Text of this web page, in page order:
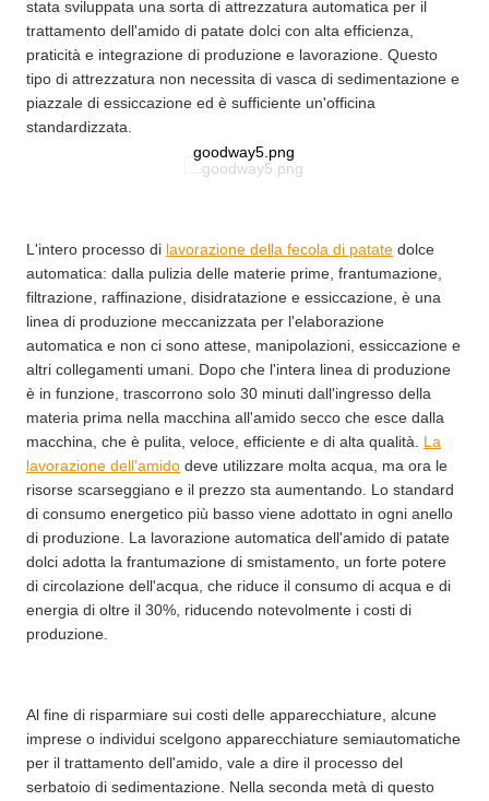
stata sviluppata una sorta di attrezzatura automatica per il
trattamento dell'amido di patate dolci con alta efficienza,
praticità e integrazione di produzione e lavorazione. Questo
tipo di attrezzatura non necessita di vasca di sedimentazione e
piazzale di essiccazione ed è sufficiente un'officina
standardizzata.
goodway5.png
L'intero processo di lavorazione della fecola di patate dolce
automatica: dalla pulizia delle materie prime, frantumazione,
filtrazione, raffinazione, disidratazione e essiccazione, è una
linea di produzione meccanizzata per l'elaborazione
automatica e non ci sono attese, manipolazioni, essiccazione e
altri collegamenti umani. Dopo che l'intera linea di produzione
è in funzione, trascorrono solo 30 minuti dall'ingresso della
materia prima nella macchina all'amido secco che esce dalla
macchina, che è pulita, veloce, efficiente e di alta qualità. La
lavorazione dell'amido deve utilizzare molta acqua, ma ora le
risorse scarseggiano e il prezzo sta aumentando. Lo standard
di consumo energetico più basso viene adottato in ogni anello
di produzione. La lavorazione automatica dell'amido di patate
dolci adotta la frantumazione di smistamento, un forte potere
di circolazione dell'acqua, che riduce il consumo di acqua e di
energia di oltre il 30%, riducendo notevolmente i costi di
produzione.
Al fine di risparmiare sui costi delle apparecchiature, alcune
imprese o individui scelgono apparecchiature semiautomatiche
per il trattamento dell'amido, vale a dire il processo del
serbatoio di sedimentazione. Nella seconda metà di questo